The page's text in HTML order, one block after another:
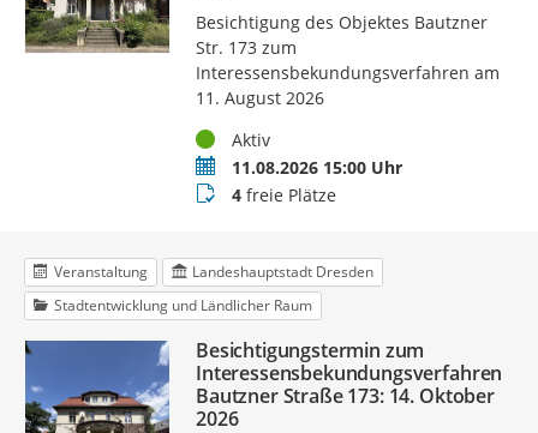
Besichtigung des Objektes Bautzner
Str. 173 zum
Interessensbekundungsverfahren am
11. August 2026
StatusAktiv
Termin11.08.2026 15:00 Uhr
Buchungsstatus
4freie Plätze
Veranstaltung
Landeshauptstadt Dresden
Stadtentwicklung und Ländlicher Raum
Besichtigungstermin zum
Interessensbekundungsverfahren
Bautzner Straße 173: 14. Oktober
2026